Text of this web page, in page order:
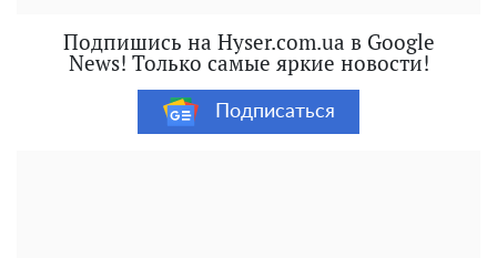
Подпишись на Hyser.com.ua в Google
News! Только самые яркие новости!
Подписаться